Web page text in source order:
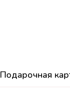
Подарочная